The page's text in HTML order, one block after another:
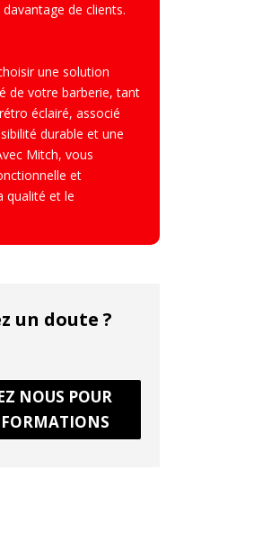
de clients.
une solution
de votre barberie, tant
éclairé, associé
durable et une
Mitch, vous
et
qualité et le
un doute ?
NOUS POUR